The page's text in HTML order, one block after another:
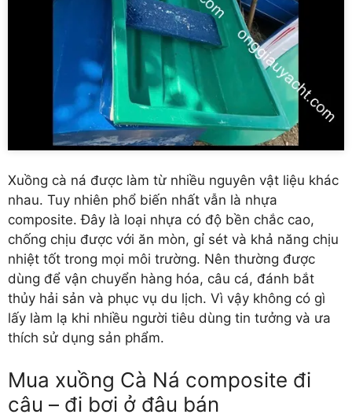
Xuồng cà ná được làm từ nhiều nguyên vật liệu khác
nhau. Tuy nhiên phổ biến nhất vẫn là nhựa
composite. Đây là loại nhựa có độ bền chắc cao,
chống chịu được với ăn mòn, gỉ sét và khả năng chịu
nhiệt tốt trong mọi môi trường. Nên thường được
dùng để vận chuyển hàng hóa, câu cá, đánh bắt
thủy hải sản và phục vụ du lịch. Vì vậy không có gì
lấy làm lạ khi nhiều người tiêu dùng tin tưởng và ưa
thích sử dụng sản phẩm.
Mua xuồng Cà Ná composite đi
câu – đi bơi ở đâu bán